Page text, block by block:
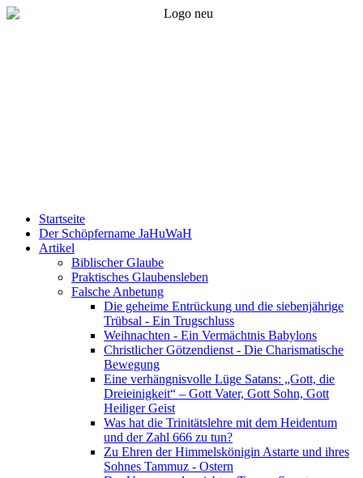
Startseite
Der Schöpfername JaHuWaH
Artikel
Biblischer Glaube
Praktisches Glaubensleben
Falsche Anbetung
Die geheime Entrückung und die siebenjährige
Trübsal - Ein Trugschluss
Weihnachten - Ein Vermächtnis Babylons
Christlicher Götzendienst - Die Charismatische
Bewegung
Eine verhängnisvolle Lüge Satans: „Gott, die
Dreieinigkeit“ – Gott Vater, Gott Sohn, Gott
Heiliger Geist
Was hat die Trinitätslehre mit dem Heidentum
und der Zahl 666 zu tun?
Zu Ehren der Himmelskönigin Astarte und ihres
Sohnes Tammuz - Ostern